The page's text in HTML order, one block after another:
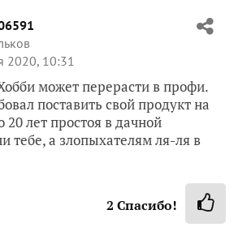
2020, 10:31
может перерасти в профи.
поставить свой продукт на
лет простоя в дачной
тебе, а злопыхателям ля-ля в
2 Спасибо!